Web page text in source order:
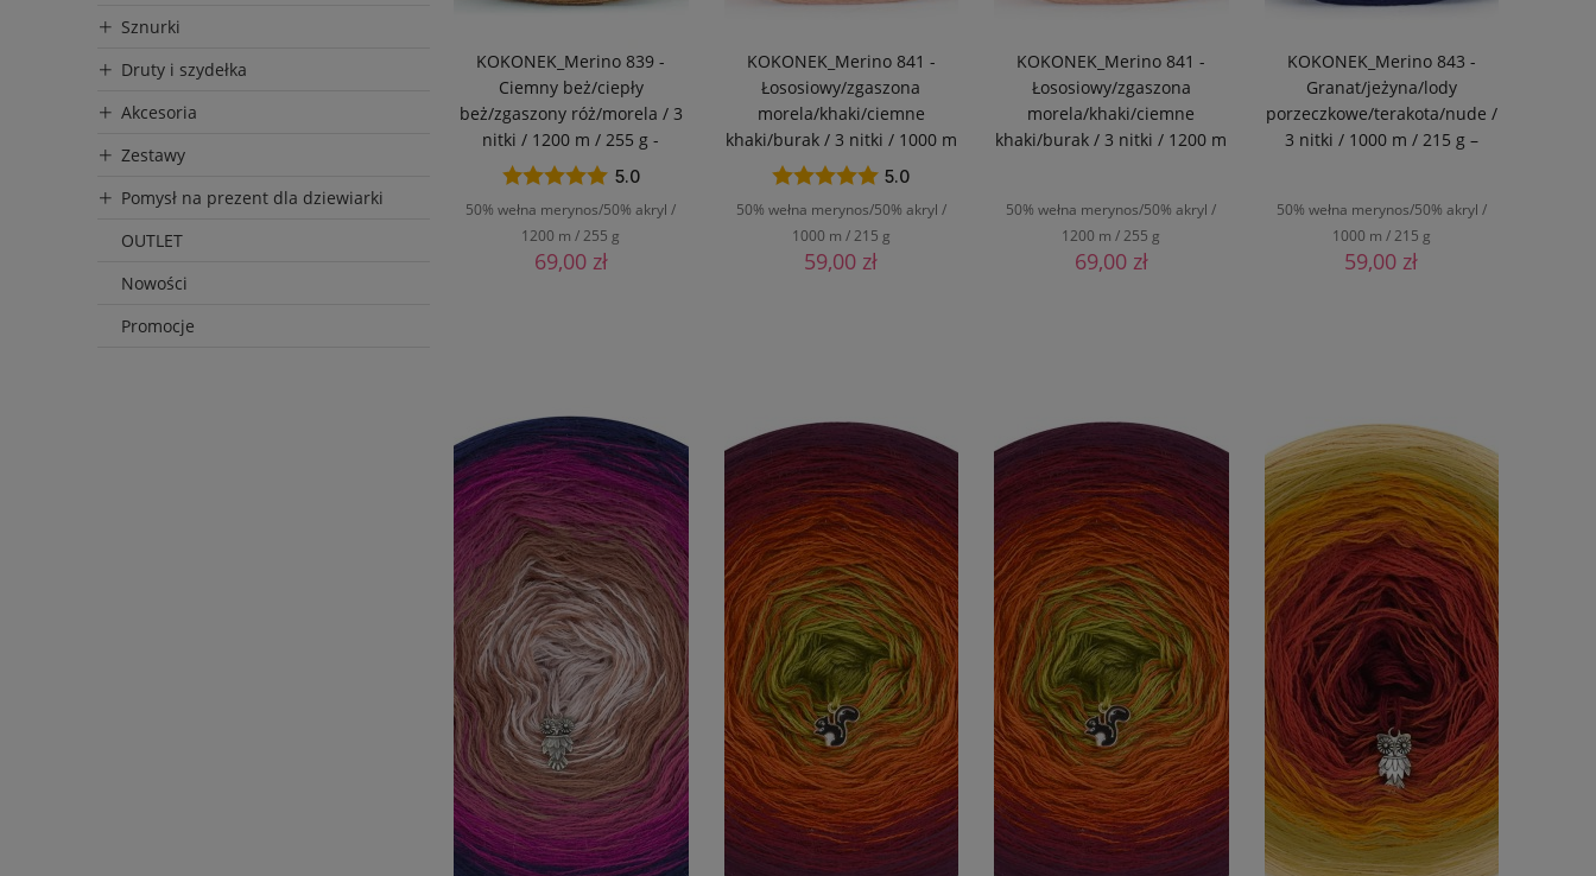
Sznurki
Druty i szydełka
Akcesoria
Zestawy
Pomysł na prezent dla dziewiarki
OUTLET
Nowości
Promocje
KOKONEK_Merino 839 -
Ciemny beż/ciepły
beż/zgaszony róż/morela / 3
nitki / 1200 m / 255 g -
GOTOWY
50% wełna merynos/50% akryl /
1200 m / 255 g
5.0
69,00 zł
KOKONEK_Merino 841 -
Łososiowy/zgaszona
morela/khaki/ciemne
khaki/burak / 3 nitki / 1000 m
/ 215 g – GOTOWY
50% wełna merynos/50% akryl /
1000 m / 215 g
5.0
59,00 zł
KOKONEK_Merino 841 -
Łososiowy/zgaszona
morela/khaki/ciemne
khaki/burak / 3 nitki / 1200 m
50% wełna merynos/50% akryl /
1200 m / 255 g
69,00 zł
KOKONEK_Merino 843 -
Granat/jeżyna/lody
porzeczkowe/terakota/nude /
3 nitki / 1000 m / 215 g –
50% wełna merynos/50% akryl /
1000 m / 215 g
59,00 zł